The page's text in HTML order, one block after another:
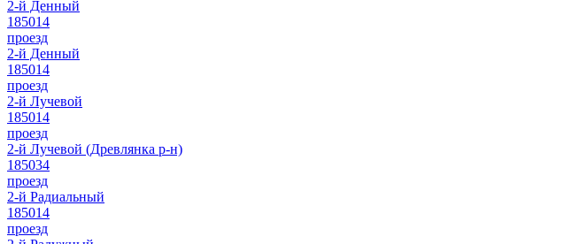
2-й Денный
185014
проезд
2-й Денный
185014
проезд
2-й Лучевой
185014
проезд
2-й Лучевой (Древлянка р-н)
185034
проезд
2-й Радиальный
185014
проезд